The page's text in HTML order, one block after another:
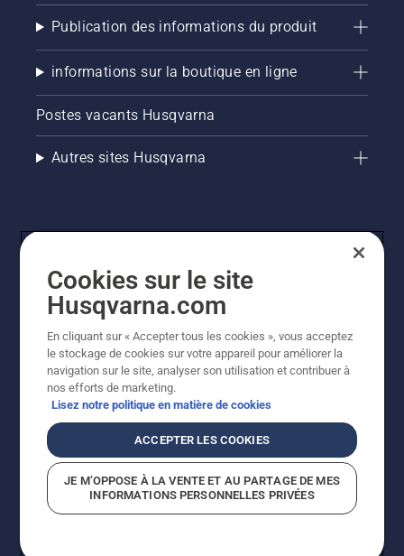
Publication des informations du produit
informations sur la boutique en ligne
Postes vacants Husqvarna
Autres sites Husqvarna
© Husqvarna AB (publ). Tous droits réservés. Les prix
indiqués sont des prix de vente conseillés. Tous les prix
indiqués sont des prix de vente recommandés (TVA
incluse), sauf si le produit est disponible pour un achat
direct.
Politique relative aux cookiesConditions d'utilisation
Cookies sur le site
Husqvarna.com
En cliquant sur « Accepter tous les cookies », vous acceptez
le stockage de cookies sur votre appareil pour améliorer la
navigation sur le site, analyser son utilisation et contribuer à
nos efforts de marketing.
Lisez notre politique en matière de cookies
ACCEPTER LES COOKIES
JE M’OPPOSE À LA VENTE ET AU PARTAGE DE MES
INFORMATIONS PERSONNELLES PRIVÉES